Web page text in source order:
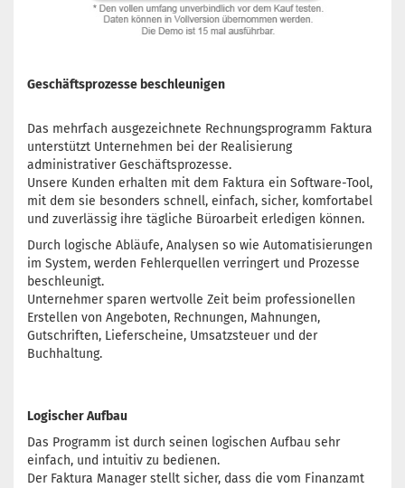
Geschäftsprozesse beschleunigen
Das mehrfach ausgezeichnete Rechnungsprogramm Faktura
unterstützt Unternehmen bei der Realisierung
administrativer Geschäftsprozesse.
Unsere Kunden erhalten mit dem Faktura ein Software-Tool,
mit dem sie besonders schnell, einfach, sicher, komfortabel
und zuverlässig ihre tägliche Büroarbeit erledigen können.
Durch logische Abläufe, Analysen so wie Automatisierungen
im System, werden Fehlerquellen verringert und Prozesse
beschleunigt.
Unternehmer sparen wertvolle Zeit beim professionellen
Erstellen von Angeboten, Rechnungen, Mahnungen,
Gutschriften, Lieferscheine, Umsatzsteuer und der
Buchhaltung.
Logischer Aufbau
Das Programm ist durch seinen logischen Aufbau sehr
einfach, und intuitiv zu bedienen.
Der Faktura Manager stellt sicher, dass die vom Finanzamt